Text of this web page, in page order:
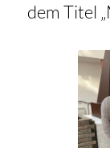
dem Titel